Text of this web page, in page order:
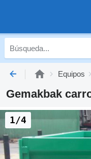
Equipos
Gemakbak
1/4